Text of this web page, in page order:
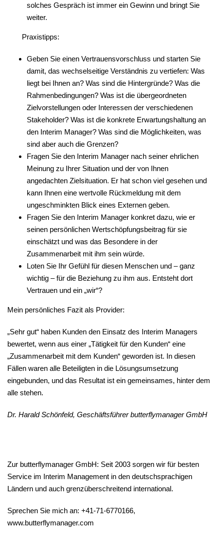
solches Gespräch ist immer ein Gewinn und bringt Sie
weiter.
Praxistipps:
Geben Sie einen Vertrauensvorschluss und starten Sie
damit, das wechselseitige Verständnis zu vertiefen: Was
liegt bei Ihnen an? Was sind die Hintergründe? Was die
Rahmenbedingungen? Was ist die übergeordneten
Zielvorstellungen oder Interessen der verschiedenen
Stakeholder? Was ist die konkrete Erwartungshaltung an
den Interim Manager? Was sind die Möglichkeiten, was
sind aber auch die Grenzen?
Fragen Sie den Interim Manager nach seiner ehrlichen
Meinung zu Ihrer Situation und der von Ihnen
angedachten Zielsituation. Er hat schon viel gesehen und
kann Ihnen eine wertvolle Rückmeldung mit dem
ungeschminkten Blick eines Externen geben.
Fragen Sie den Interim Manager konkret dazu, wie er
seinen persönlichen Wertschöpfungsbeitrag für sie
einschätzt und was das Besondere in der
Zusammenarbeit mit ihm sein würde.
Loten Sie Ihr Gefühl für diesen Menschen und – ganz
wichtig – für die Beziehung zu ihm aus. Entsteht dort
Vertrauen und ein „wir“?
Mein persönliches Fazit als Provider:
„Sehr gut“ haben Kunden den Einsatz des Interim Managers
bewertet, wenn aus einer „Tätigkeit für den Kunden“ eine
„Zusammenarbeit mit dem Kunden“ geworden ist. In diesen
Fällen waren alle Beteiligten in die Lösungsumsetzung
eingebunden, und das Resultat ist ein gemeinsames, hinter dem
alle stehen.
Dr. Harald Schönfeld, Geschäftsführer butterflymanager GmbH
Zur butterflymanager GmbH: Seit 2003 sorgen wir für besten
Service im Interim Management in den deutschsprachigen
Ländern und auch grenzüberschreitend international.
Sprechen Sie mich an: +41-71-6770166,
www.butterflymanager.com